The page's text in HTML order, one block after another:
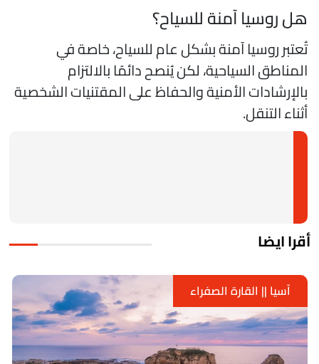
روسيا آمنة للسياح؟
روسيا آمنة بشكل عام للسياح، خاصة في
السياحية، لكن يُنصح دائمًا بالالتزام
الأمنية والحفاظ على المقتنيات الشخصية
التنقل.
ايضا
الصفراء